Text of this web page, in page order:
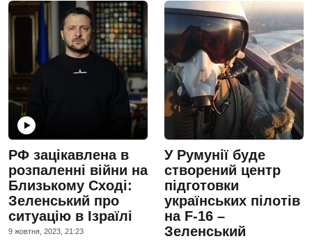
РФ зацікавлена в
розпаленні війни на
Близькому Сході:
Зеленський про
ситуацію в Ізраїлі
9 жовтня, 2023, 21:23
У Румунії буде
створений центр
підготовки
українських пілотів
на F-16 –
Зеленський